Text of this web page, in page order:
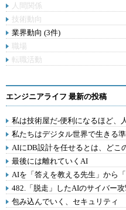
人間関係
技術動向
業界動向 (3件)
職場
転職活動
エンジニアライフ 最新の投稿
私は技術屋だ-便利になるほど、
私たちはデジタル世界で生きる
AIにDB設計を任せるとは、どこ
最後には離れていくAI
AIを「答えを教える先生」から
482.「脱走」したAIのサイバー
包み込んでいく、セキュリティ